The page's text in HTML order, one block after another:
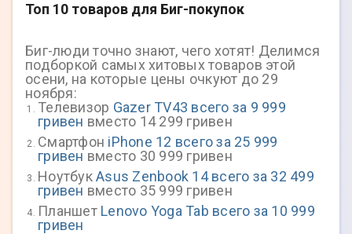
Топ 10 товаров для Биг-покупок
Биг-люди точно знают, чего хотят! Делимся
подборкой самых хитовых товаров этой
осени, на которые цены очкуют до 29
ноября:
Телевизор Gazer TV43 всего за 9 999
гривен вместо 14 299 гривен
Смартфон iPhone 12 всего за 25 999
гривен вместо 30 999 гривен
НоутбукAsus Zenbook 14 всего за 32 499
гривен вместо 35 999 гривен
Планшет Lenovo Yoga Tab всего за 10 999
гривен